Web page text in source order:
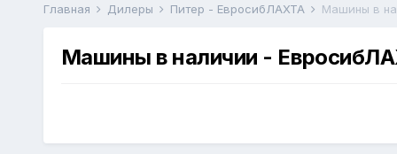
Главная Дилеры Питер - ЕвросибЛАХТА Машины в
Машины в наличии -